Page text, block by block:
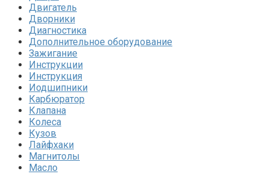
Двигатель
Дворники
Диагностика
Дополнительное оборудование
Зажигание
Инструкции
Инструкция
Иодшипники
Карбюратор
Клапана
Колеса
Кузов
Лайфхаки
Магнитолы
Масло